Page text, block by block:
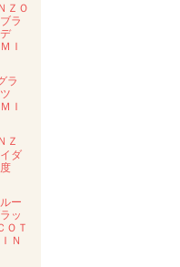
ＺＯ
ラ
Ｉ
ラ
ツ
Ｉ
Ｚ
ダ
度
ー
ッ
Ｔ
Ｎ